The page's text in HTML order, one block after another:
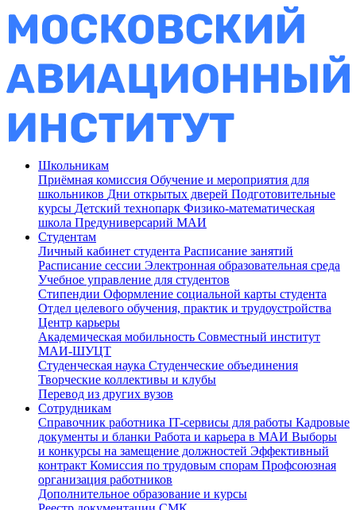
Школьникам
Приёмная комиссия Обучение и мероприятия для
школьников Дни открытых дверей Подготовительные
курсы Детский технопарк Физико-математическая
школа Предуниверсарий МАИ
Студентам
Личный кабинет студента Расписание занятий
Расписание сессии Электронная образовательная среда
Учебное управление для студентов
Стипендии Оформление социальной карты студента
Отдел целевого обучения, практик и трудоустройства
Центр карьеры
Академическая мобильность Совместный институт
МАИ-ШУЦТ
Студенческая наука Студенческие объединения
Творческие коллективы и клубы
Перевод из других вузов
Сотрудникам
Cправочник работника IT-сервисы для работы Кадровые
документы и бланки Работа и карьера в МАИ Выборы
и конкурсы на замещение должностей Эффективный
контракт Комиссия по трудовым спорам Профсоюзная
организация работников
Дополнительное образование и курсы